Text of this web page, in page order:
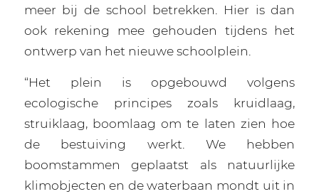
meer bij de school betrekken. Hier is dan
ook rekening mee gehouden tijdens het
ontwerp van het nieuwe schoolplein.
“Het plein is opgebouwd volgens
ecologische principes zoals kruidlaag,
struiklaag, boomlaag om te laten zien hoe
de bestuiving werkt. We hebben
boomstammen geplaatst als natuurlijke
klimobjecten en de waterbaan mondt uit in